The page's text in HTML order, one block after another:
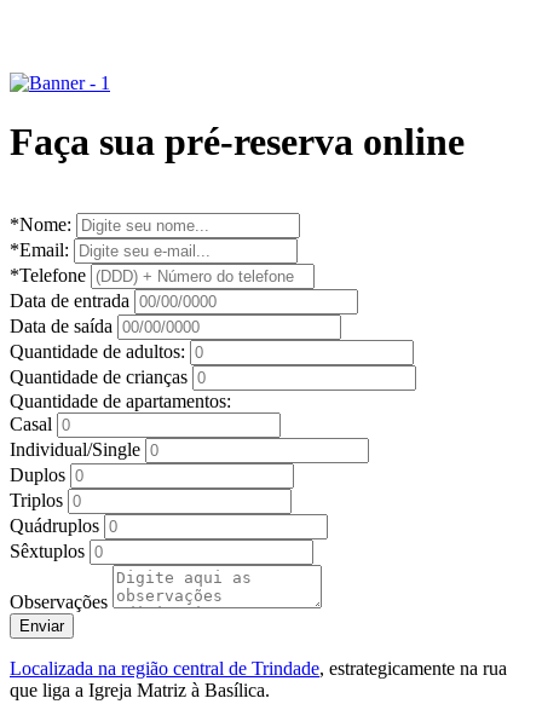
Faça sua pré-reserva online
*Nome:
*Email:
*Telefone
Data de entrada
Data de saída
Quantidade de adultos:
Quantidade de crianças
Quantidade de apartamentos:
Casal
Individual/Single
Duplos
Triplos
Quádruplos
Sêxtuplos
Observações
Enviar
Localizada na região central de Trindade, estrategicamente na rua
que liga a Igreja Matriz à Basílica.